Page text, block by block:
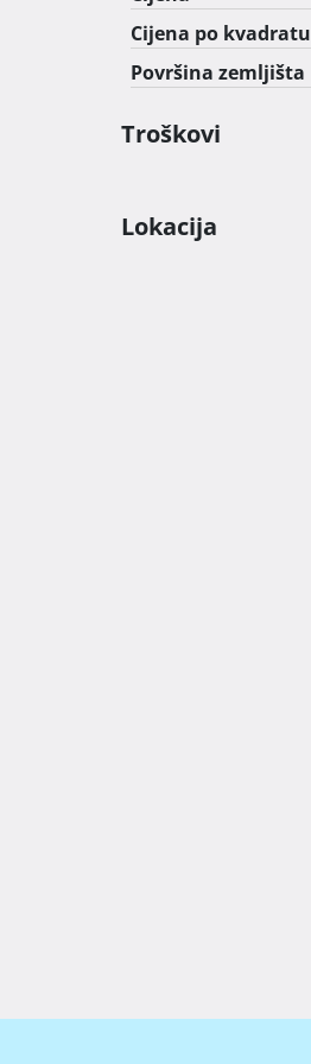
Cijena po kvadratu
Površina zemljišta
Troškovi
Lokacija